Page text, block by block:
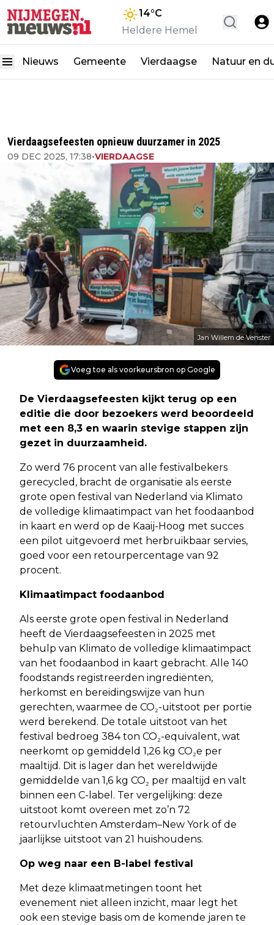
14°C
Heldere Hemel
Nieuws Gemeente Vierdaagse Natuur en
Vierdaagsefeesten opnieuw duurzamer in 2025
09 DEC 2025, 17:38•VIERDAAGSE
Jan Willem de Venster
Voeg toe als voorkeursbron op Google
De Vierdaagsefeesten kijkt terug op een
editie die door bezoekers werd beoordeeld
met een 8,3 en waarin stevige stappen zijn
gezet in duurzaamheid.
Zo werd 76 procent van alle festivalbekers
gerecycled, bracht de organisatie als eerste
grote open festival van Nederland via Klimato
de volledige klimaatimpact van het foodaanbod
in kaart en werd op de Kaaij-Hoog met succes
een pilot uitgevoerd met herbruikbaar servies,
goed voor een retourpercentage van 92
procent.
Klimaatimpact foodaanbod
Als eerste grote open festival in Nederland
heeft de Vierdaagsefeesten in 2025 met
behulp van Klimato de volledige klimaatimpact
van het foodaanbod in kaart gebracht. Alle 140
foodstands registreerden ingrediënten,
herkomst en bereidingswijze van hun
gerechten, waarmee de CO₂-uitstoot per portie
werd berekend. De totale uitstoot van het
festival bedroeg 384 ton CO₂-equivalent, wat
neerkomt op gemiddeld 1,26 kg CO₂e per
maaltijd. Dit is lager dan het wereldwijde
gemiddelde van 1,6 kg CO₂ per maaltijd en valt
binnen een C-label. Ter vergelijking: deze
uitstoot komt overeen met zo’n 72
retourvluchten Amsterdam–New York of de
jaarlijkse uitstoot van 21 huishoudens.
Op weg naar een B-label festival
Met deze klimaatmetingen toont het
evenement niet alleen inzicht, maar legt het
ook een stevige basis om de komende jaren te